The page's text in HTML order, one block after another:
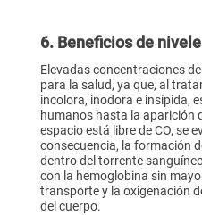
6. Beneficios de
Elevadas concentraciones
para la salud, ya que, al
incolora, inodora e insípida,
humanos hasta la aparición
espacio está libre de CO, se
consecuencia, la formación
dentro del torrente
con la hemoglobina sin
transporte y la oxigenación
del cuerpo.